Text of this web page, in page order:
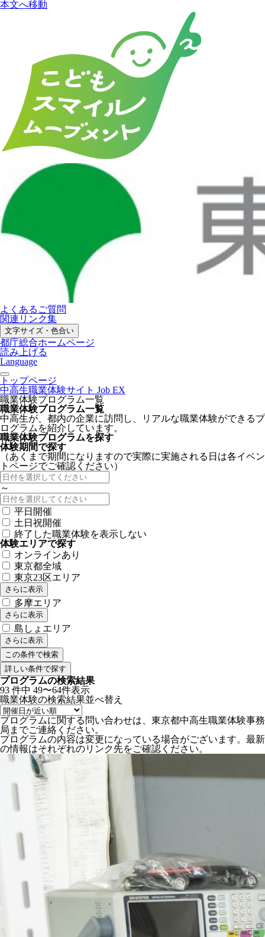
本文へ移動
よくあるご質問
関連リンク集
文字サイズ・色合い
都庁総合ホームページ
読み上げる
Language
トップページ
中高生職業体験サイト Job EX
職業体験プログラム一覧
職業体験プログラム一覧
中高生が、都内の企業に訪問し、リアルな職業体験ができるプ
ログラムを紹介しています。
職業体験プログラムを探す
体験期間で探す
（あくまで期間になりますので実際に実施される日は各イベン
トページでご確認ください）
～
平日開催
土日祝開催
終了した職業体験を表示しない
体験エリアで探す
オンラインあり
東京都全域
東京23区エリア
さらに表示
多摩エリア
さらに表示
島しょエリア
さらに表示
詳しい条件で探す
プログラムの検索結果
93 件中 49〜64件表示
職業体験の検索結果並べ替え
プログラムに関する問い合わせは、東京都中高生職業体験事務
局までご連絡ください。
プログラムの内容は変更になっている場合がございます。最新
の情報はそれぞれのリンク先をご確認ください。